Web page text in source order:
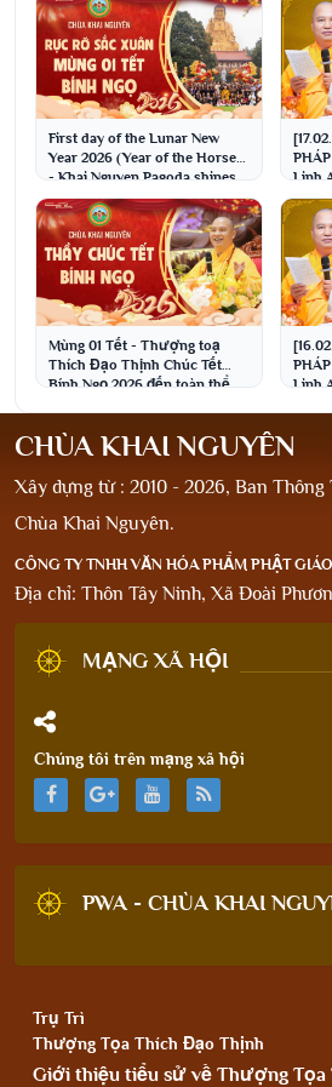
First day of the Lunar New
Year 2026 (Year of the Horse)
- Khai Nguyen Pagoda shines
brightly wit...
Linh
Đạo
Mùng 01 Tết - Thượng toạ
Thích Đạo Thịnh Chúc Tết
Bính Ngọ 2026 đến toàn thể
Linh
CHÙA KHAI NGUYÊN
Xây dựng từ : 2010 - 2026, Ban
Chùa Khai Nguyên.
CÔNG TY TNHH VĂN HÓA PHẨM PHẬT
Địa chỉ: Thôn Tây Ninh, Xã Đoài
MẠNG XÃ HỘI
Chúng tôi trên mạng xã hội
PWA - CHÙA KHAI
Trụ Trì
Thượng Tọa Thích Đạo Thịnh
Giới thiệu tiểu sử về Thượng Tọa